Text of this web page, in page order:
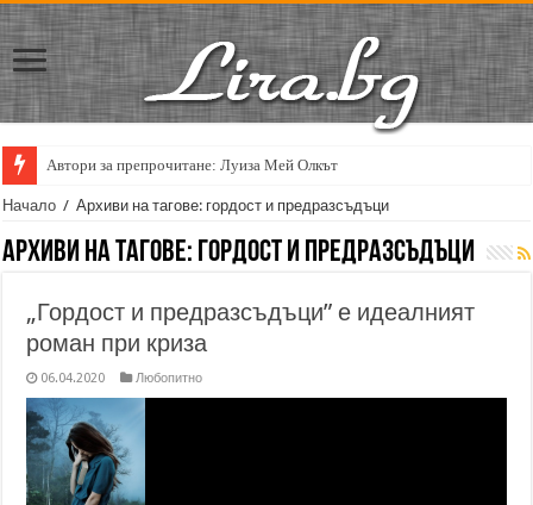
Автори за препрочитане: Луиза Мей Олкът
Кирил Кадийски: „Плачът на големия поет винаги е и сила, и
Начало / Архиви на тагове: гордост и предразсъдъци
Архиви на тагове: гордост и предразсъдъци
„Гордост и предразсъдъци” е идеалният
роман при криза
06.04.2020 Любопитно